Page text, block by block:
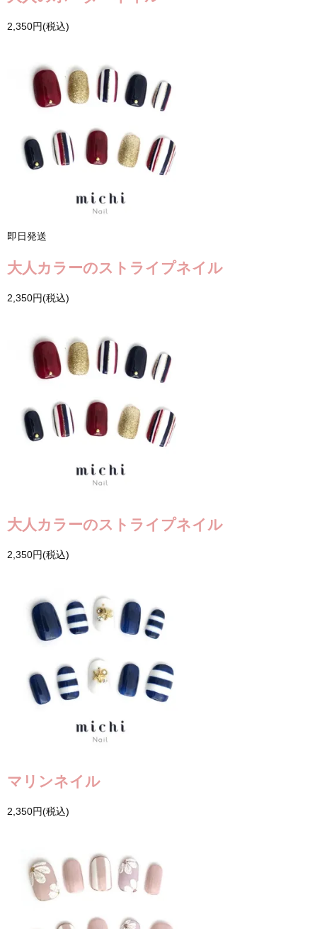
2,350円(税込)
即日発送
大人カラーのストライプネイル
2,350円(税込)
大人カラーのストライプネイル
2,350円(税込)
マリンネイル
2,350円(税込)